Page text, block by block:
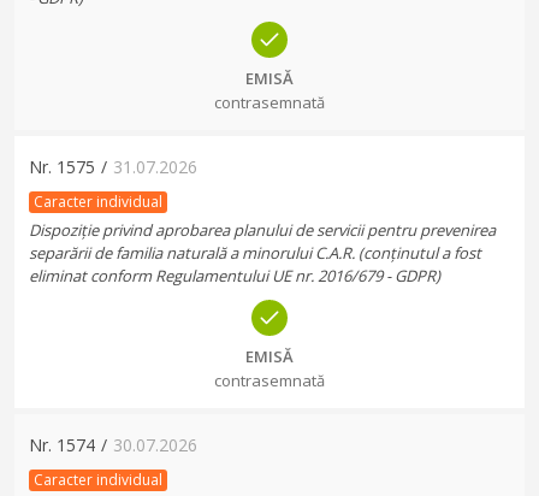
EMISĂ
contrasemnată
Nr. 1575 / 31.07.2026
Caracter individual
Dispoziție privind aprobarea planului de servicii pentru prevenirea
separării de familia naturală a minorului C.A.R. (conținutul a fost
eliminat conform Regulamentului UE nr. 2016/679 - GDPR)
EMISĂ
contrasemnată
Nr. 1574 / 30.07.2026
Caracter individual